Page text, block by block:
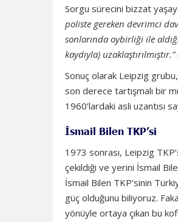
Sorgu sürecini bizzat
poliste gereken devrimci
sonlarında oybirliği ile
kaydıyla) uzaklaştırılmıştır.”
Sonuç olarak Leipzig
son derece tartışmalı bir
1960’lardaki asli uzantısı
İsmail Bilen TKP’si
1973 sonrası, Leipzig
çekildiği ve yerini İsmail
İsmail Bilen TKP’sinin
güç olduğunu biliyoruz.
yönüyle ortaya çıkan bu